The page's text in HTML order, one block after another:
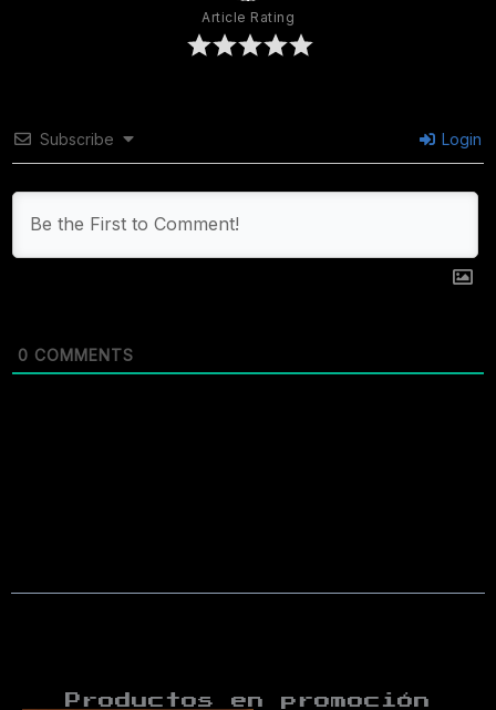
Article Rating
Subscribe Login
0 COMMENTS
Productos en promoción